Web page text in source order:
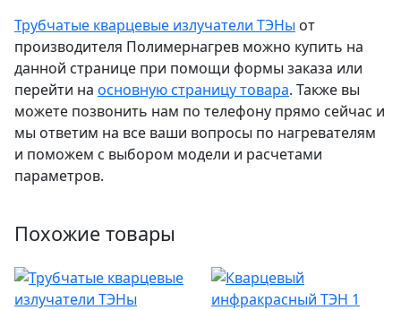
Трубчатые кварцевые излучатели ТЭНы от
производителя Полимернагрев можно купить на
данной странице при помощи формы заказа или
перейти на основную страницу товара. Также вы
можете позвонить нам по телефону прямо сейчас и
мы ответим на все ваши вопросы по нагревателям
и поможем с выбором модели и расчетами
параметров.
Похожие товары